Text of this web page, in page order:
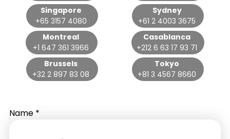
Singapore
+65 3157 4080
Sydney
+61 2 4003 3675
Montreal
+1 647 361 3966
Casablanca
+212 6 63 17 93 71
Brussels
+32 2 897 83 08
Tokyo
+81 3 4567 8660
Name *